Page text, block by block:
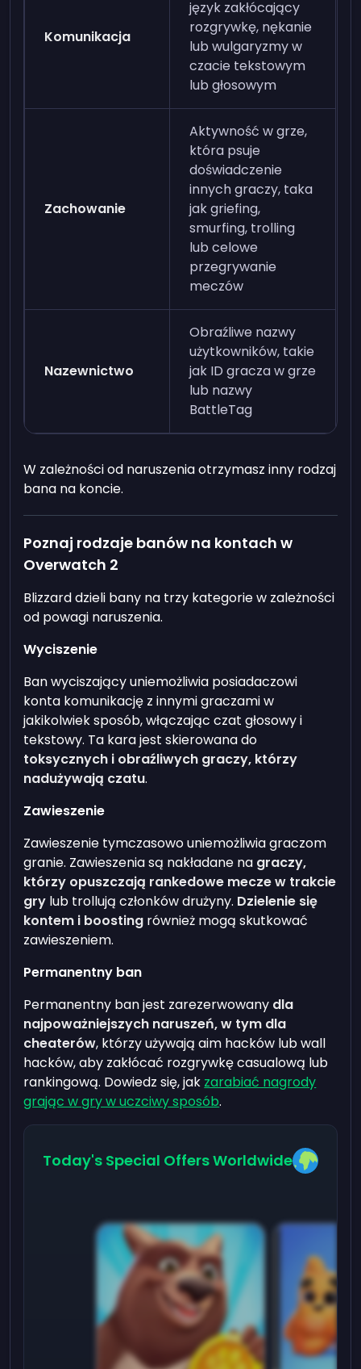
Komunikacja
język zakłócający
rozgrywkę, nękanie
lub wulgaryzmy w
czacie tekstowym
lub głosowym
Zachowanie
Aktywność w grze,
która psuje
doświadczenie
innych graczy, taka
jak griefing,
smurfing, trolling
lub celowe
przegrywanie
meczów
Nazewnictwo
Obraźliwe nazwy
użytkowników, takie
jak ID gracza w grze
lub nazwy
BattleTag
W zależności od naruszenia otrzymasz inny rodzaj
bana na koncie.
Poznaj rodzaje banów na kontach w
Overwatch 2
Blizzard dzieli bany na trzy kategorie w zależności
od powagi naruszenia.
Wyciszenie
Ban wyciszający uniemożliwia posiadaczowi
konta komunikację z innymi graczami w
jakikolwiek sposób, włączając czat głosowy i
tekstowy. Ta kara jest skierowana do
toksycznych i obraźliwych graczy, którzy
nadużywają czatu.
Zawieszenie
Zawieszenie tymczasowo uniemożliwia graczom
granie. Zawieszenia są nakładane na graczy,
którzy opuszczają rankedowe mecze w trakcie
gry lub trollują członków drużyny. Dzielenie się
kontem i boosting również mogą skutkować
zawieszeniem.
Permanentny ban
Permanentny ban jest zarezerwowany dla
najpoważniejszych naruszeń, w tym dla
cheaterów, którzy używają aim hacków lub wall
hacków, aby zakłócać rozgrywkę casualową lub
rankingową. Dowiedz się, jak zarabiać nagrody
grając w gry w uczciwy sposób.
Today's Special Offers Worldwide